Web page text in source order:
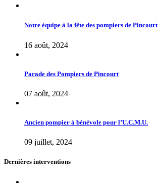
Notre équipe à la fête des pompiers de Pincourt
16 août, 2024
Parade des Pompiers de Pincourt
07 août, 2024
Ancien pompier à bénévole pour l’U.C.M.U.
09 juillet, 2024
Dernières interventions